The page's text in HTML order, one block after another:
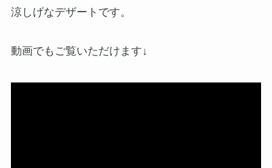
涼しげなデザートです。
動画でもご覧いただけます↓